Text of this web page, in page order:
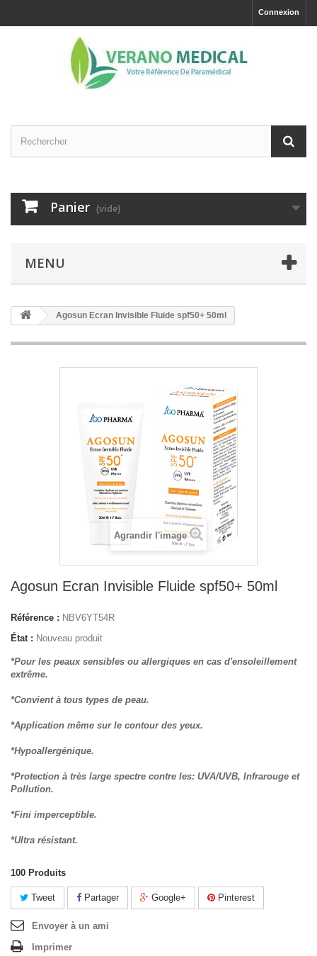
Connexion
Panier (vide)
MENU
Agosun Ecran Invisible Fluide spf50+ 50ml
Agrandir l'image
Agosun Ecran Invisible Fluide spf50+ 50ml
Référence : NBV6YT54R
État : Nouveau produit
*Pour les peaux sensibles ou allergiques en cas d'ensoleillement
extrême.
*Convient à tous types de peau.
*Application même sur le contour des yeux.
*Hypoallergénique.
*Protection à très large spectre contre les: UVA/UVB, Infrarouge et
Pollution.
*Fini imperceptible.
*Ultra résistant.
100 Produits
Tweet Partager Google+ Pinterest
Envoyer à un ami
Imprimer